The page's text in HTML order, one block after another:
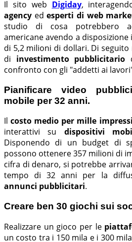
Il sito web Digiday,
agency edesperti di web
studio di cosa potrebbero
americane avendo a disposizione
di 5,2 milioni di dollari. Di
di investimento pubblicitario
confronto con gli "addetti ai
Pianificare video
mobile per 32 anni.
Ilcosto medio per mille
interattivi su dispositivi
Disponendo di un budget di
possono ottenere 357 milioni di
cifra di denaro, si potrebbe
tempo di 32 anni per la
annunci pubblicitari.
Creare ben 30 giochi sui
Realizzare un gioco per le
un costo tra i 150 mila e i 300